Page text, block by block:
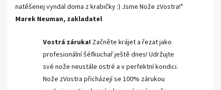
natěšenej vyndal doma z krabičky :) Jsme Nože zVostra!"
Marek Neuman, zakladatel
Vostrá záruka! Začněte krájet a řezat jako
profesionální šéfkuchař ještě dnes! Udržujte
své nože neustále ostré a v perfektní kondici.
Nože zVostra přicházejí se 100% zárukou